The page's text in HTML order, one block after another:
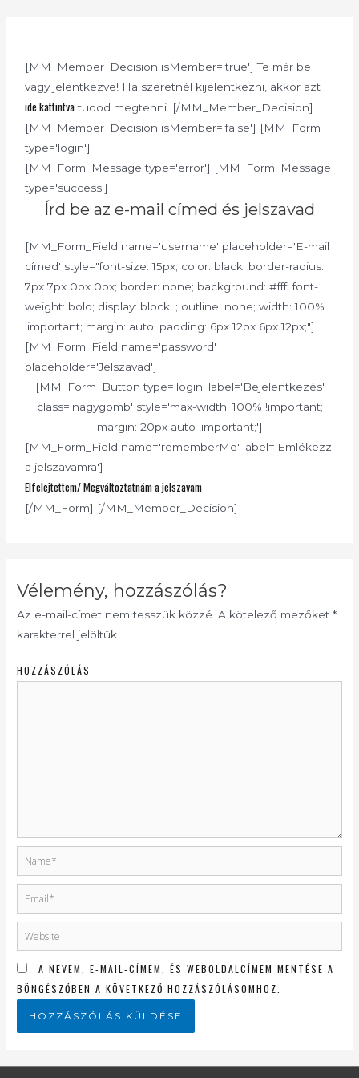
[MM_Member_Decision isMember='true'] Te már be
vagy jelentkezve! Ha szeretnél kijelentkezni, akkor azt
ide kattintvatudod megtenni. [/MM_Member_Decision]
[MM_Member_Decision isMember='false'] [MM_Form
type='login']
[MM_Form_Message type='error'] [MM_Form_Message
type='success']
Írd be az e-mail címed és jelszavad
[MM_Form_Field name='username' placeholder='E-mail
címed' style="font-size: 15px; color: black; border-radius:
7px 7px 0px 0px; border: none; background: #fff; font-
weight: bold; display: block; ; outline: none; width: 100%
!important; margin: auto; padding: 6px 12px 6px 12px;"]
[MM_Form_Field name='password'
placeholder='Jelszavad']
[MM_Form_Button type='login' label='Bejelentkezés'
class='nagygomb' style='max-width: 100% !important;
margin: 20px auto !important;']
[MM_Form_Field name='rememberMe' label='Emlékezz
a jelszavamra']
Elfelejtettem/ Megváltoztatnám a jelszavam
[/MM_Form] [/MM_Member_Decision]
Vélemény, hozzászólás?
Az e-mail-címet nem tesszük közzé. A kötelező mezőket*
karakterrel jelöltük
HOZZÁSZÓLÁS
A NEVEM, E-MAIL-CÍMEM, ÉS WEBOLDALCÍMEM MENTÉSE A
BÖNGÉSZŐBEN A KÖVETKEZŐ HOZZÁSZÓLÁSOMHOZ.